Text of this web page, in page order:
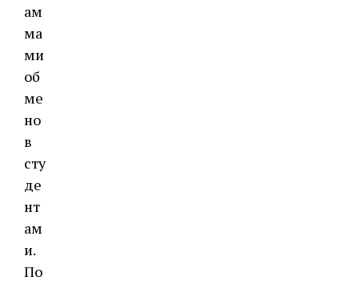
ам
ма
ми
об
ме
но
в
сту
де
нт
ам
и.
По